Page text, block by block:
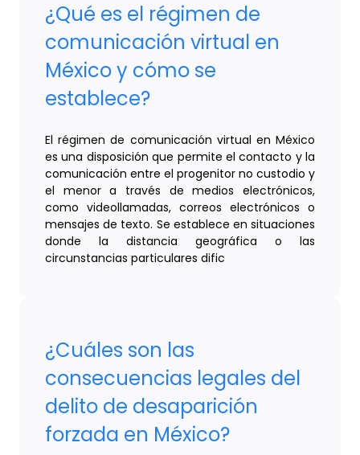
¿Qué es el régimen de
comunicación virtual en
México y cómo se
establece?
El régimen de comunicación virtual en México
es una disposición que permite el contacto y la
comunicación entre el progenitor no custodio y
el menor a través de medios electrónicos,
como videollamadas, correos electrónicos o
mensajes de texto. Se establece en situaciones
donde la distancia geográfica o las
circunstancias particulares dific
¿Cuáles son las
consecuencias legales del
delito de desaparición
forzada en México?